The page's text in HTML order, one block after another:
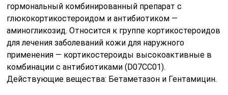
гормональный комбинированный препарат с
глюкокортикостероидом и антибиотиком —
аминогликозид. Относится к группе кортикостероидов
для лечения заболеваний кожи для наружного
применения — кортикостероиды высокоактивные в
комбинации с антибиотиками (D07CC01).
Действующие вещества: Бетаметазон и Гентамицин.